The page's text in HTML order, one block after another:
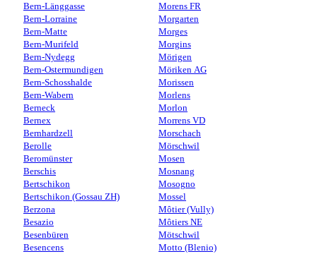
Bern-Länggasse
Bern-Lorraine
Bern-Matte
Bern-Murifeld
Bern-Nydegg
Bern-Ostermundigen
Bern-Schosshalde
Bern-Wabern
Berneck
Bernex
Bernhardzell
Berolle
Beromünster
Berschis
Bertschikon
Bertschikon (Gossau ZH)
Berzona
Besazio
Besenbüren
Besencens
Morens FR
Morgarten
Morges
Morgins
Mörigen
Möriken AG
Morissen
Morlens
Morlon
Morrens VD
Morschach
Mörschwil
Mosen
Mosnang
Mosogno
Mossel
Môtier (Vully)
Môtiers NE
Mötschwil
Motto (Blenio)